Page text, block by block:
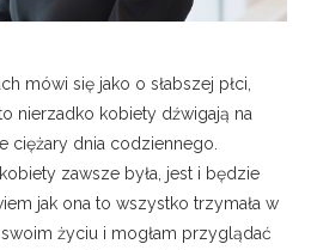
mówi się jako o słabszej płci,
nierzadko kobiety dźwigają na
ciężary dnia codziennego.
zawsze była, jest i będzie
jak ona to wszystko trzymała w
życiu i mogłam przyglądać